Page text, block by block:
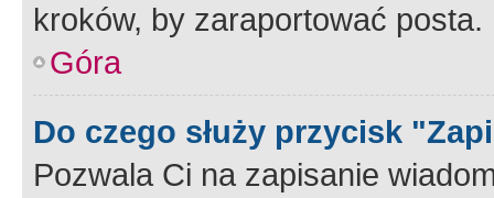
kroków, by zaraportować posta.
Góra
Do czego służy przycisk
Pozwala Ci na zapisanie